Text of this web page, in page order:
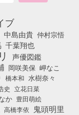
ブ
中島由貴 仲村宗悟
千葉翔也
声優図鑑
岡咲美保 岬なこ
橋本和 水樹奈々
史 立花日菜
か 豊田萌絵
高橋李依 鬼頭明里